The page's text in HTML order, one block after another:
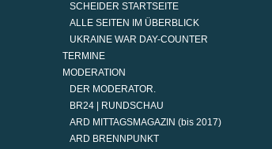
SCHEIDER STARTSEITE
ALLE SEITEN IM ÜBERBLICK
UKRAINE WAR DAY-COUNTER
TERMINE
MODERATION
DER MODERATOR.
BR24 | RUNDSCHAU
ARD MITTAGSMAGAZIN (bis 2017)
ARD BRENNPUNKT